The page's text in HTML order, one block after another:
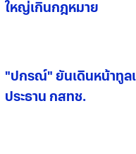
ใหญ่เกินกฎหมาย
"ปกรณ์" ยันเดินหน้าทูล
ประธาน กสทช.